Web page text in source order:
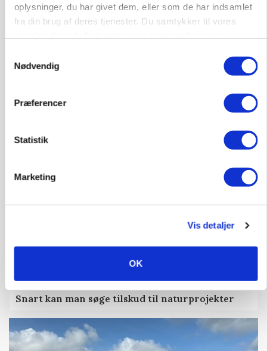
oplysninger, du har givet dem, eller som de har indsamlet
fra din brug af deres tjenester. Du samtykker til vores
Nødvendig
Præferencer
Statistik
Marketing
Vis detaljer
OK
gødskningslov
Folketinget behandler ny gødskningslov: Sådan
Snart kan man søge tilskud til naturprojekter